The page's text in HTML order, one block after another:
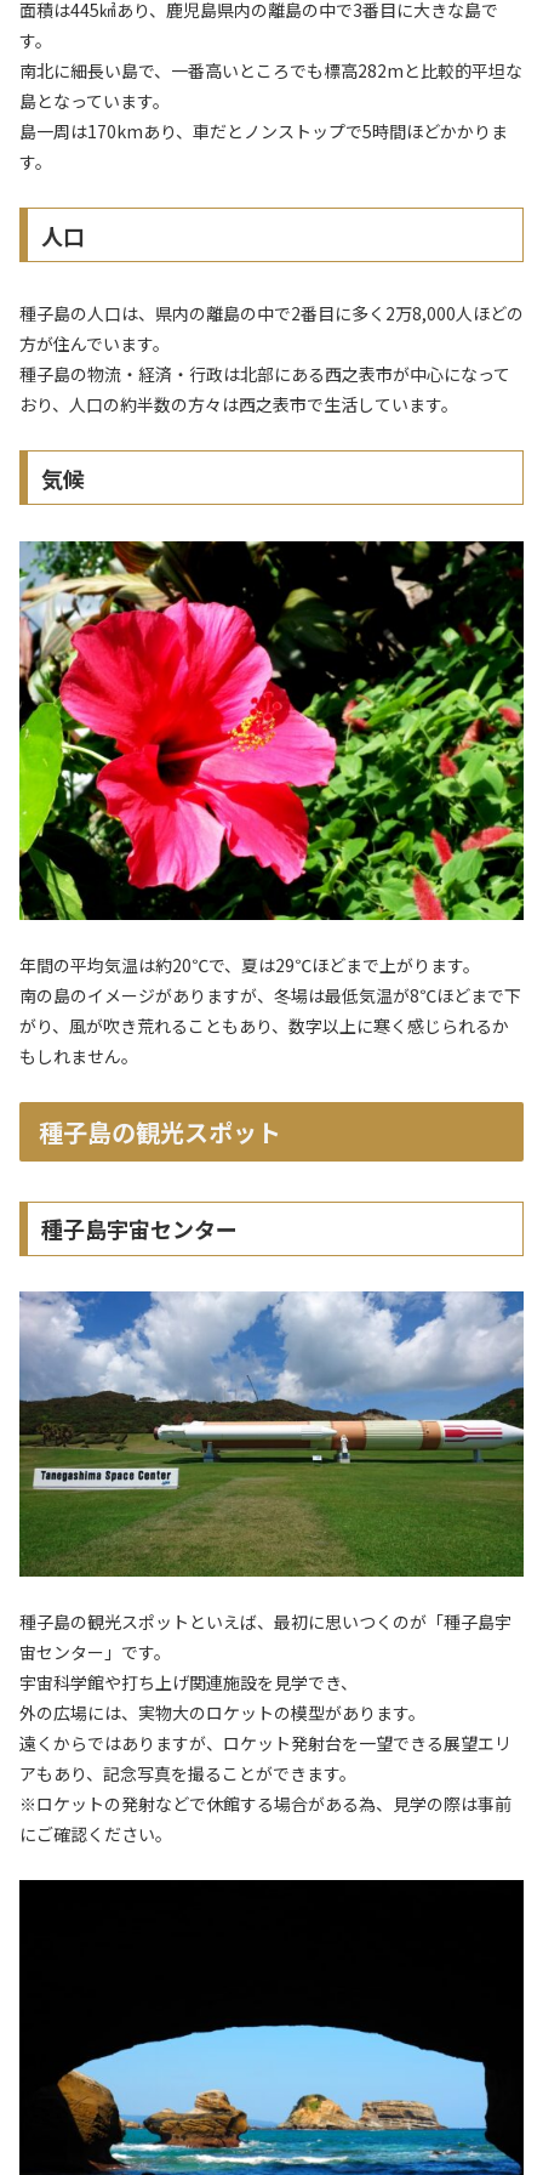
面積は445㎢あり、鹿児島県内の離島の中で3番目に大きな島で
す。
南北に細長い島で、一番高いところでも標高282mと比較的平坦な
島となっています。
島一周は170kmあり、車だとノンストップで5時間ほどかかりま
す。
人口
種子島の人口は、県内の離島の中で2番目に多く2万8,000人ほどの
方が住んでいます。
種子島の物流・経済・行政は北部にある西之表市が中心になって
おり、人口の約半数の方々は西之表市で生活しています。
気候
年間の平均気温は約20℃で、夏は29℃ほどまで上がります。
南の島のイメージがありますが、冬場は最低気温が8℃ほどまで下
がり、風が吹き荒れることもあり、数字以上に寒く感じられるか
もしれません。
種子島の観光スポット
種子島宇宙センター
種子島の観光スポットといえば、最初に思いつくのが「種子島宇
宙センター」です。
宇宙科学館や打ち上げ関連施設を見学でき、
外の広場には、実物大のロケットの模型があります。
遠くからではありますが、ロケット発射台を一望できる展望エリ
アもあり、記念写真を撮ることができます。
※ロケットの発射などで休館する場合がある為、見学の際は事前
にご確認ください。